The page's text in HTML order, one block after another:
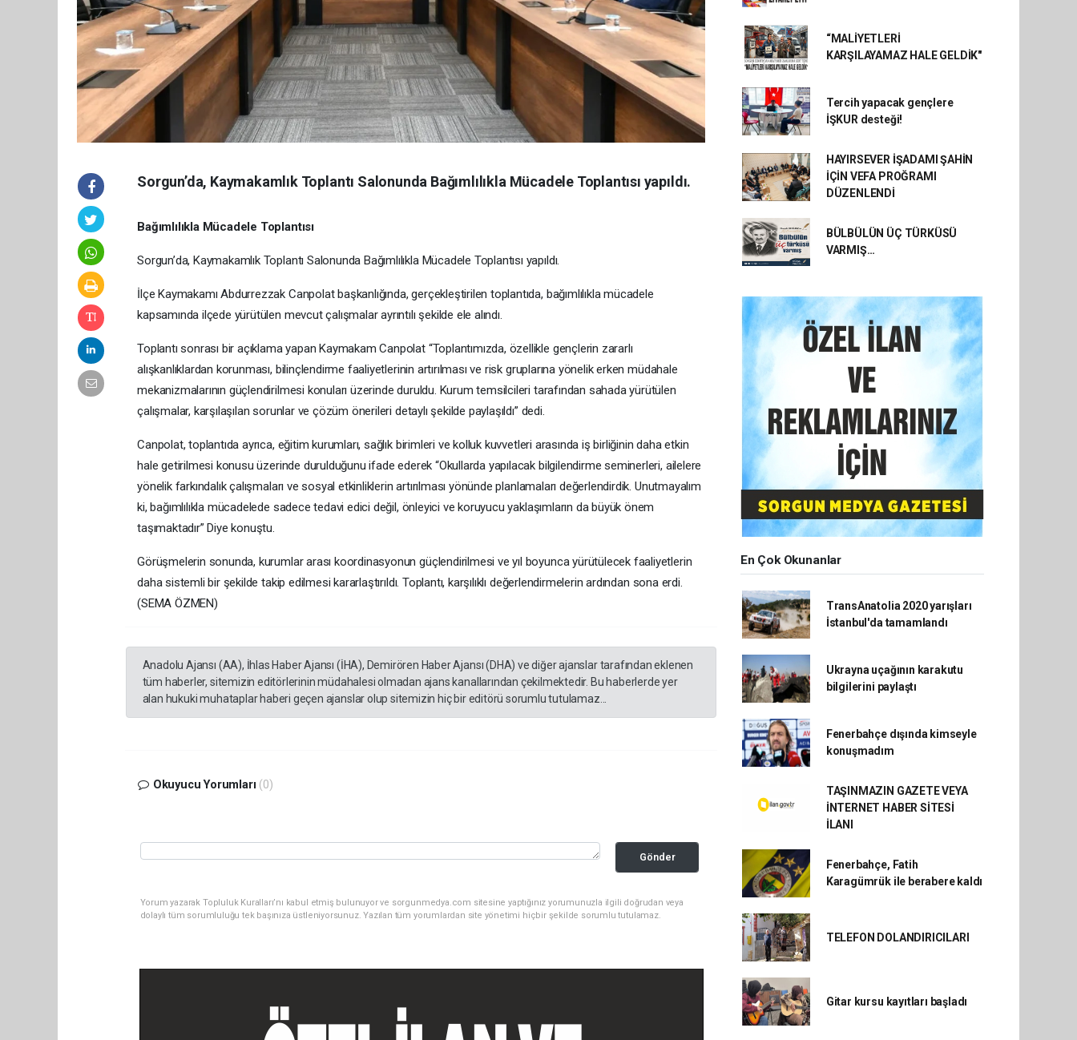
Sorgun’da, Kaymakamlık Toplantı Salonunda Bağımlılıkla Mücadele Toplantısı yapıldı.
Bağımlılıkla Mücadele Toplantısı
Sorgun’da, Kaymakamlık Toplantı Salonunda Bağımlılıkla Mücadele Toplantısı yapıldı.
İlçe Kaymakamı Abdurrezzak Canpolat başkanlığında, gerçekleştirilen toplantıda, bağımlılıkla mücadele
kapsamında ilçede yürütülen mevcut çalışmalar ayrıntılı şekilde ele alındı.
Toplantı sonrası bir açıklama yapan Kaymakam Canpolat “Toplantımızda, özellikle gençlerin zararlı
alışkanlıklardan korunması, bilinçlendirme faaliyetlerinin artırılması ve risk gruplarına yönelik erken müdahale
mekanizmalarının güçlendirilmesi konuları üzerinde duruldu. Kurum temsilcileri tarafından sahada yürütülen
çalışmalar, karşılaşılan sorunlar ve çözüm önerileri detaylı şekilde paylaşıldı” dedi.
Canpolat, toplantıda ayrıca, eğitim kurumları, sağlık birimleri ve kolluk kuvvetleri arasında iş birliğinin daha etkin
hale getirilmesi konusu üzerinde durulduğunu ifade ederek “Okullarda yapılacak bilgilendirme seminerleri, ailelere
yönelik farkındalık çalışmaları ve sosyal etkinliklerin artırılması yönünde planlamaları değerlendirdik. Unutmayalım
ki, bağımlılıkla mücadelede sadece tedavi edici değil, önleyici ve koruyucu yaklaşımların da büyük önem
taşımaktadır” Diye konuştu.
Görüşmelerin sonunda, kurumlar arası koordinasyonun güçlendirilmesi ve yıl boyunca yürütülecek faaliyetlerin
daha sistemli bir şekilde takip edilmesi kararlaştırıldı. Toplantı, karşılıklı değerlendirmelerin ardından sona erdi.
(SEMA ÖZMEN)
Anadolu Ajansı (AA), İhlas Haber Ajansı (İHA), Demirören Haber Ajansı (DHA) ve diğer ajanslar tarafından eklenen
tüm haberler, sitemizin editörlerinin müdahalesi olmadan ajans kanallarından çekilmektedir. Bu haberlerde yer
alan hukuki muhataplar haberi geçen ajanslar olup sitemizin hiç bir editörü sorumlu tutulamaz...
Okuyucu Yorumları (0)
Gönder
Yorum yazarak Topluluk Kuralları’nı kabul etmiş bulunuyor ve sorgunmedya.com sitesine yaptığınız yorumunuzla ilgili doğrudan veya
dolaylı tüm sorumluluğu tek başınıza üstleniyorsunuz. Yazılan tüm yorumlardan site yönetimi hiçbir şekilde sorumlu tutulamaz.
“MALİYETLERİ
KARŞILAYAMAZ HALE GELDİK"
Tercih yapacak gençlere
İŞKUR desteği!
HAYIRSEVER İŞADAMI ŞAHİN
İÇİN VEFA PROĞRAMI
DÜZENLENDİ
BÜLBÜLÜN ÜÇ TÜRKÜSÜ
VARMIŞ…
En Çok Okunanlar
TransAnatolia 2020 yarışları
İstanbul'da tamamlandı
Ukrayna uçağının karakutu
bilgilerini paylaştı
Fenerbahçe dışında kimseyle
konuşmadım
TAŞINMAZIN GAZETE VEYA
İNTERNET HABER SİTESİ
İLANI
Fenerbahçe, Fatih
Karagümrük ile berabere kaldı
TELEFON DOLANDIRICILARI
Gitar kursu kayıtları başladı